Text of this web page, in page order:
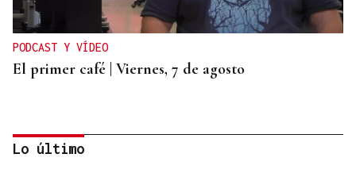
PODCAST Y VÍDEO
El primer café | Viernes, 7 de agosto
Lo último